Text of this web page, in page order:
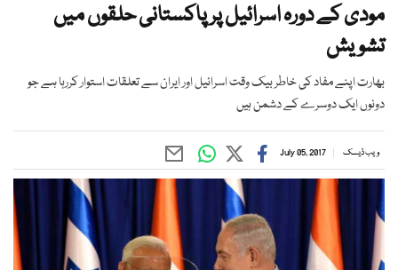
مودی کے دورہ اسرائیل پر پاکستانی حلقوں میں
تشویش
بھارت اپنے مفاد کی خاطر بیک وقت اسرائیل اور ایران سے تعلقات استوار کررہا ہے جو
دونوں ایک دوسرے کے دشمن ہیں
ویب ڈیسک July 05, 2017